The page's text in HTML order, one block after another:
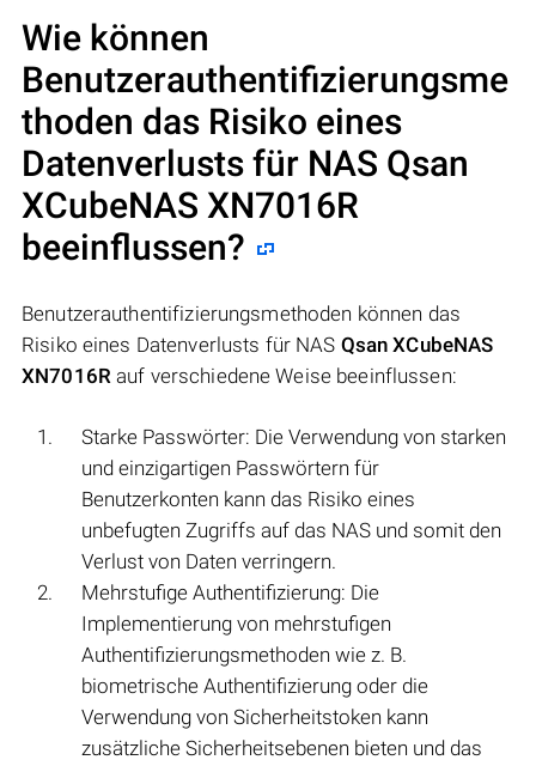
Wie können
Benutzerauthentifizierungsme
thoden das Risiko eines
Datenverlusts für NAS Qsan
XCubeNAS XN7016R
beeinflussen?
Benutzerauthentifizierungsmethoden können das
Risiko eines Datenverlusts für NAS Qsan XCubeNAS
XN7016Rauf verschiedene Weise beeinflussen:
Starke Passwörter: Die Verwendung von starken
und einzigartigen Passwörtern für
Benutzerkonten kann das Risiko eines
unbefugten Zugriffs auf das NAS und somit den
Verlust von Daten verringern.
Mehrstufige Authentifizierung: Die
Implementierung von mehrstufigen
Authentifizierungsmethoden wie z. B.
biometrische Authentifizierung oder die
Verwendung von Sicherheitstoken kann
zusätzliche Sicherheitsebenen bieten und das